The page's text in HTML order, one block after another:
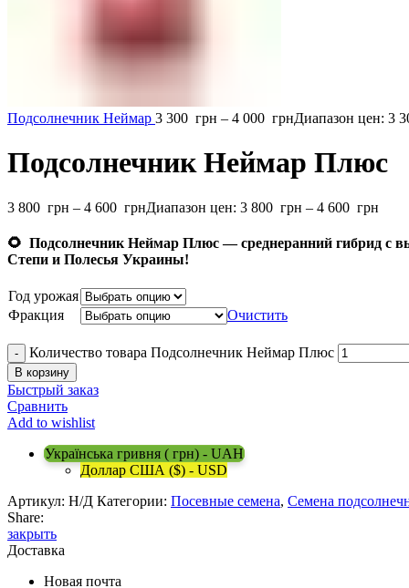
Подсолнечник Неймар 3 300 грн – 4 000 грнДиапазон цен: 3
Подсолнечник Неймар Плюс
3 800 грн – 4 600 грнДиапазон цен: 3 800 грн – 4 600 грн
🌻 Подсолнечник Неймар Плюс — среднеранний гибрид с
Степи и Полесья Украины!
Год урожая
Фракция
Очистить
Количество товара Подсолнечник Неймар Плюс
В корзину
Быстрый заказ
Сравнить
Add to wishlist
Українська гривня ( грн) - UAH
Доллар США ($) - USD
Артикул: Н/Д Категории: Посевные семена, Семена
Share:
закрыть
Доставка
Новая почта